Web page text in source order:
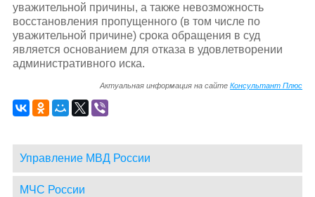
уважительной причины, а также невозможность
восстановления пропущенного (в том числе по
уважительной причине) срока обращения в суд
является основанием для отказа в удовлетворении
административного иска.
Актуальная информация на сайтеКонсультант Плюс
Управление МВД России
МЧС России